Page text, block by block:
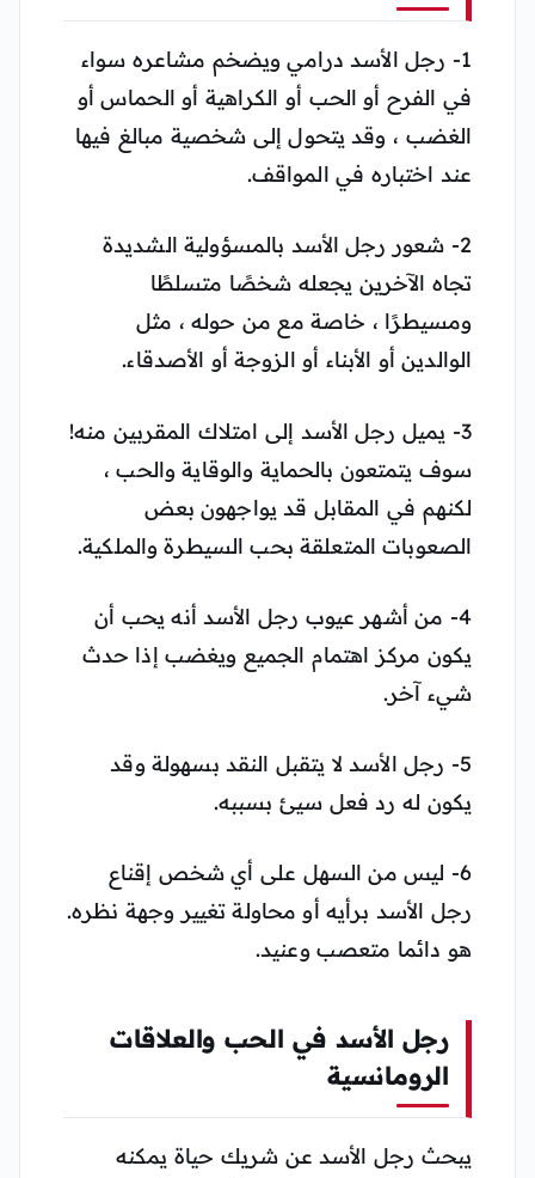
1- رجل الأسد درامي ويضخم مشاعره سواء
في الفرح أو الحب أو الكراهية أو الحماس أو
الغضب ، وقد يتحول إلى شخصية مبالغ فيها
عند اختباره في المواقف.
2- شعور رجل الأسد بالمسؤولية الشديدة
تجاه الآخرين يجعله شخصًا متسلطًا
ومسيطرًا ، خاصة مع من حوله ، مثل
الوالدين أو الأبناء أو الزوجة أو الأصدقاء.
3- يميل رجل الأسد إلى امتلاك المقربين منه!
سوف يتمتعون بالحماية والوقاية والحب ،
لكنهم في المقابل قد يواجهون بعض
الصعوبات المتعلقة بحب السيطرة والملكية.
4- من أشهر عيوب رجل الأسد أنه يحب أن
يكون مركز اهتمام الجميع ويغضب إذا حدث
شيء آخر.
5- رجل الأسد لا يتقبل النقد بسهولة وقد
يكون له رد فعل سيئ بسببه.
6- ليس من السهل على أي شخص إقناع
رجل الأسد برأيه أو محاولة تغيير وجهة نظره.
هو دائما متعصب وعنيد.
رجل الأسد في الحب والعلاقات
الرومانسية
يبحث رجل الأسد عن شريك حياة يمكنه